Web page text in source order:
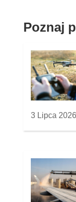
Poznaj
3 Lipca 2026